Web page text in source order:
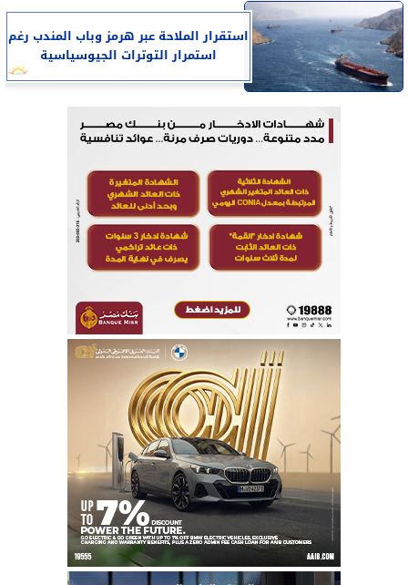
استقرار الملاحة عبر هرمز وباب المندب رغم
استمرار التوترات الجيوسياسية